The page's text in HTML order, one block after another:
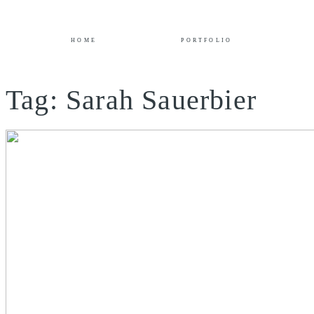
HOME PORTFOLIO
Tag: Sarah Sauerbier